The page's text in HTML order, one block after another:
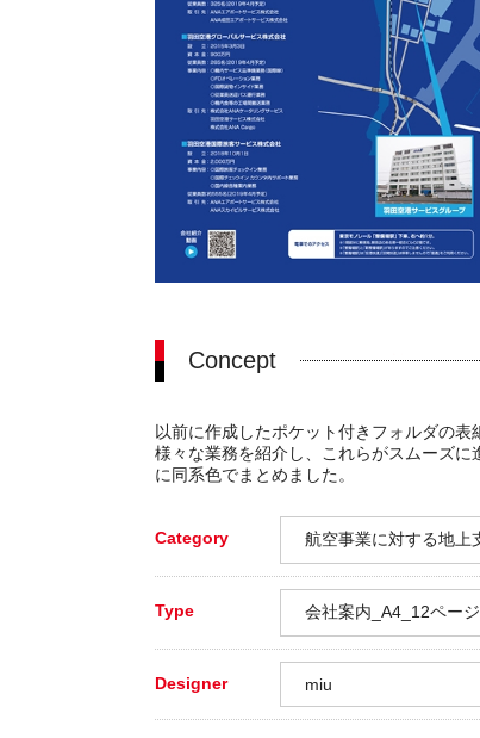
Concept
以前に作成したポケット付きフォルダの
様々な業務を紹介し、これらがスムーズ
に同系色でまとめました。
Category 航空事業に対する地上
Type 会社案内_A4_12ページ
Designer miu